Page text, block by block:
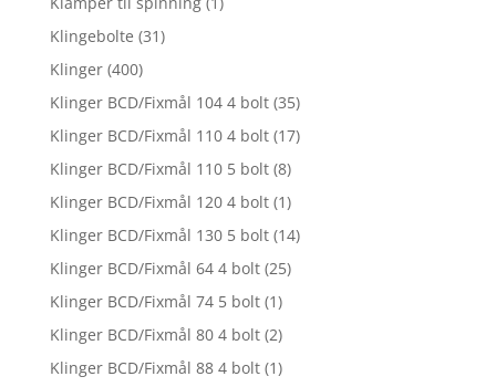
Klingebolte (31)
Klinger (400)
Klinger BCD/Fixmål 104 4 bolt (35)
Klinger BCD/Fixmål 110 4 bolt (17)
Klinger BCD/Fixmål 110 5 bolt (8)
Klinger BCD/Fixmål 120 4 bolt (1)
Klinger BCD/Fixmål 130 5 bolt (14)
Klinger BCD/Fixmål 64 4 bolt (25)
Klinger BCD/Fixmål 74 5 bolt (1)
Klinger BCD/Fixmål 80 4 bolt (2)
Klinger BCD/Fixmål 88 4 bolt (1)